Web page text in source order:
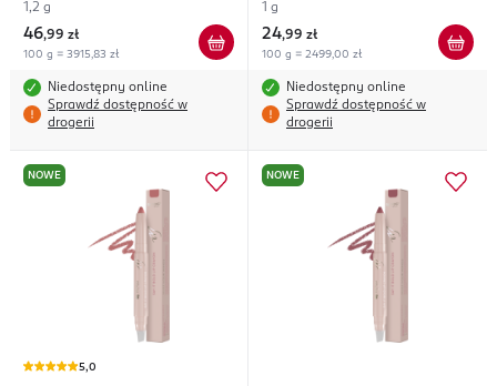
1,2 g
46,99 zł
100 g = 3915,83 zł
Niedostępny online
Sprawdź dostępność w
drogerii
1 g
24,99 zł
100 g = 2499,00 zł
Niedostępny online
Sprawdź dostępność w
drogerii
NOWE
5,0
NOWE